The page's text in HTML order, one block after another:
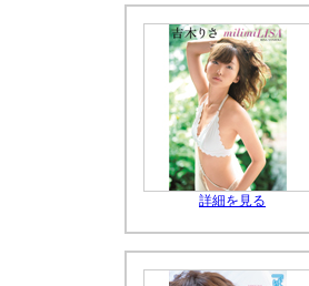
詳細を見る